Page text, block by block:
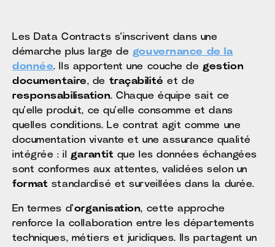
Les Data Contracts s’inscrivent dans une
démarche plus large de gouvernance de la
donnée. Ils apportent une couche de gestion
documentaire, de traçabilité et de
responsabilisation. Chaque équipe sait ce
qu’elle produit, ce qu’elle consomme et dans
quelles conditions. Le contrat agit comme une
documentation vivante et une assurance qualité
intégrée : il garantit que les données échangées
sont conformes aux attentes, validées selon un
format standardisé et surveillées dans la durée.
En termes d’organisation, cette approche
renforce la collaboration entre les départements
techniques, métiers et juridiques. Ils partagent un